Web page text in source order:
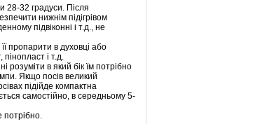
28-32 градуси. Після
нижнім підігрівом
підвіконні і т.д., не
пропарити в духовці або
і т.д.
розуміти в який бік їм потрібно
Якщо посів великий
підійде компактна
самостійно, в середньому 5-
потрібно.